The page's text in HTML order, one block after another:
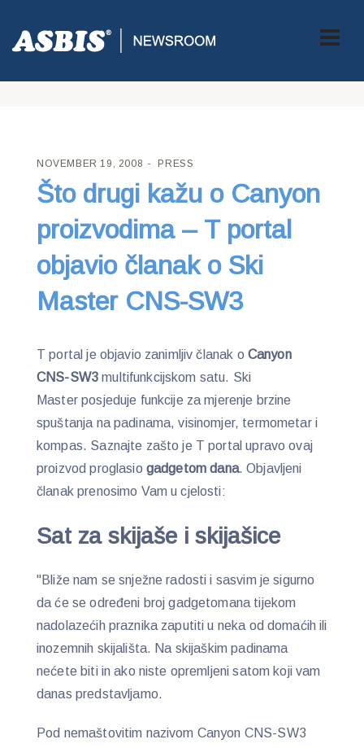
ASBIS CROATIA PRESS> ŠTO DRUGI KAŽU O CANYON
PROIZVODIMA – T PORTAL OBJAVIO ČLANAK O SKI MASTER
NOVEMBER 19, 2008 PRESS
Što drugi kažu o Canyon
proizvodima – T portal
objavio članak o Ski
Master CNS-SW3
T portal je objavio zanimljiv članak o Canyon
CNS-SW3multifunkcijskom satu. Ski
Master posjeduje funkcije za mjerenje brzine
spuštanja na padinama, visinomjer, termometar i
kompas. Saznajte zašto je T portal upravo ovaj
proizvod proglasio gadgetom dana. Objavljeni
članak prenosimo Vam u cjelosti:
Sat za skijaše i skijašice
"Bliže nam se snježne radosti i sasvim je sigurno
da će se određeni broj gadgetomana tijekom
nadolazećih praznika zaputiti u neka od domaćih ili
inozemnih skijališta. Na skijaškim padinama
nećete biti in ako niste opremljeni satom koji vam
danas predstavljamo.
Pod nemaštovitim nazivom Canyon CNS-SW3